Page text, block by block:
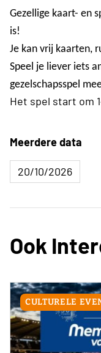
Gezellige kaart- en
is!
Je kan vrij kaarten,
Speel je liever iets
gezelschapsspel
Het spel start om
Meerdere data
20/10/2026
Ook
CULTURELE